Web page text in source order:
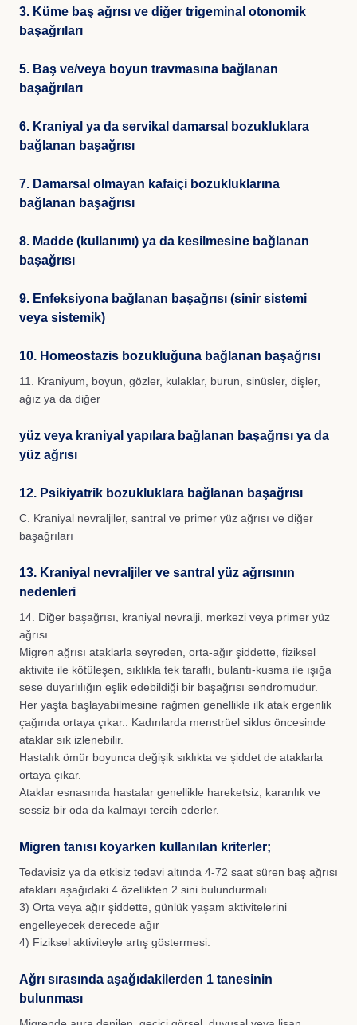
3. Küme baş ağrısı ve diğer trigeminal otonomik
başağrıları
5. Baş ve/veya boyun travmasına bağlanan
başağrıları
6. Kraniyal ya da servikal damarsal bozukluklara
bağlanan başağrısı
7. Damarsal olmayan kafaiçi bozukluklarına
bağlanan başağrısı
8. Madde (kullanımı) ya da kesilmesine bağlanan
başağrısı
9. Enfeksiyona bağlanan başağrısı (sinir sistemi
veya sistemik)
10. Homeostazis bozukluğuna bağlanan başağrısı
11. Kraniyum, boyun, gözler, kulaklar, burun, sinüsler, dişler,
ağız ya da diğer
yüz veya kraniyal yapılara bağlanan başağrısı ya da
yüz ağrısı
12. Psikiyatrik bozukluklara bağlanan başağrısı
C. Kraniyal nevraljiler, santral ve primer yüz ağrısı ve diğer
başağrıları
13. Kraniyal nevraljiler ve santral yüz ağrısının
nedenleri
14. Diğer başağrısı, kraniyal nevralji, merkezi veya primer yüz
ağrısı
Migren ağrısı ataklarla seyreden, orta-ağır şiddette, fiziksel
aktivite ile kötüleşen, sıklıkla tek taraflı, bulantı-kusma ile ışığa
sese duyarlılığın eşlik edebildiği bir başağrısı sendromudur.
Her yaşta başlayabilmesine rağmen genellikle ilk atak ergenlik
çağında ortaya çıkar.. Kadınlarda menstrüel siklus öncesinde
ataklar sık izlenebilir.
Hastalık ömür boyunca değişik sıklıkta ve şiddet de ataklarla
ortaya çıkar.
Ataklar esnasında hastalar genellikle hareketsiz, karanlık ve
sessiz bir oda da kalmayı tercih ederler.
Migren tanısı koyarken kullanılan kriterler;
Tedavisiz ya da etkisiz tedavi altında 4-72 saat süren baş ağrısı
atakları aşağıdaki 4 özellikten 2 sini bulundurmalı
3) Orta veya ağır şiddette, günlük yaşam aktivitelerini
engelleyecek derecede ağır
4) Fiziksel aktiviteyle artış göstermesi.
Ağrı sırasında aşağıdakilerden 1 tanesinin
bulunması